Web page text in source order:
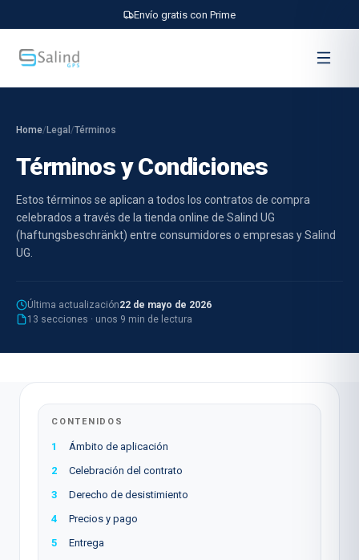
Envío gratis con Prime
Home/ Legal /Términos
Términos y Condiciones
Estos términos se aplican a todos los contratos de compra
celebrados a través de la tienda online de Salind UG
(haftungsbeschränkt) entre consumidores o empresas y Salind
UG.
Última actualización22 de mayo de 2026
13 secciones · unos 9 min de lectura
CONTENIDOS
1
Ámbito de aplicación
2
Celebración del contrato
3
Derecho de desistimiento
4
Precios y pago
5
Entrega